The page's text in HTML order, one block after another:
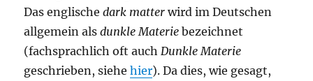
Das englischedark matter wird im Deutschen
allgemein alsdunkle Materie bezeichnet
(fachsprachlich oft auch Dunkle Materie
geschrieben, siehehier). Da dies, wie gesagt,